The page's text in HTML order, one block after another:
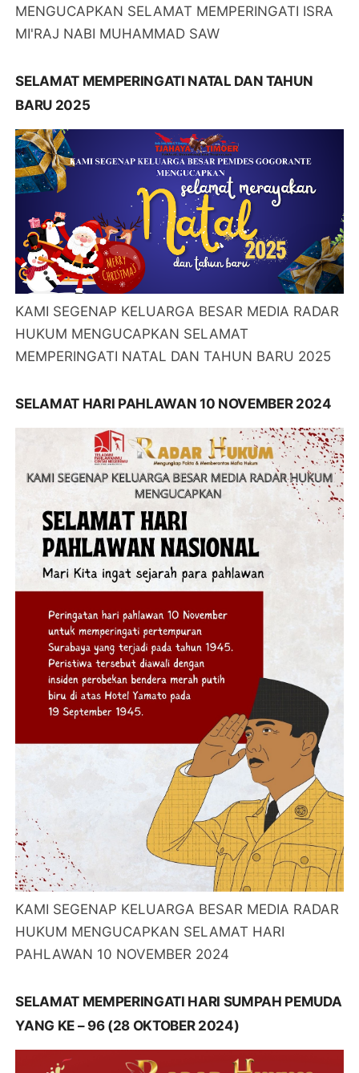
MENGUCAPKAN SELAMAT MEMPERINGATI ISRA
MI'RAJ NABI MUHAMMAD SAW
SELAMAT MEMPERINGATI NATAL DAN TAHUN
BARU 2025
KAMI SEGENAP KELUARGA BESAR MEDIA RADAR
HUKUM MENGUCAPKAN SELAMAT
MEMPERINGATI NATAL DAN TAHUN BARU 2025
SELAMAT HARI PAHLAWAN 10 NOVEMBER 2024
KAMI SEGENAP KELUARGA BESAR MEDIA RADAR
HUKUM MENGUCAPKAN SELAMAT HARI
PAHLAWAN 10 NOVEMBER 2024
SELAMAT MEMPERINGATI HARI SUMPAH PEMUDA
YANG KE – 96 (28 OKTOBER 2024)